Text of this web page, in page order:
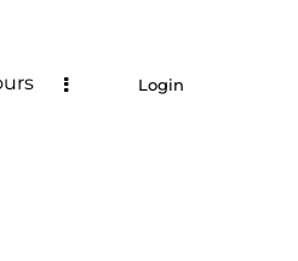
Login